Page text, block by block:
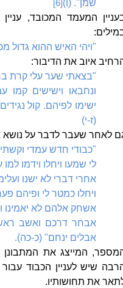
שמן". (ו) [6]
המעמד המכובד,
"ויהי האיש ההוא גדול
איוב את הדיבור:
"בצאתי שער עלי קרת
ונחבאו וישישים קמו
ישימו לפיהם. קול
(ז-י)
לאחר שעבר לדבר על נושא
"כבודי חדש עמדי
לי שמעו ויחלו וידמו למו
אחרי דברי לא ישנו
ויחלו כמטר לי ופיהם
אשחק אלהם לא יאמינו
אבחר דרכם ואשב
אבלים ינחם" (כ-כה).
המייצג את
שיש לעניין הכבוד עבור
את תחושותיו.